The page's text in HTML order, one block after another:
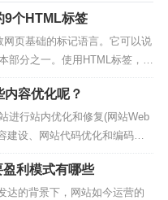
9个HTML标签
网页基础的标记语言。它可以说
部分之一。使用HTML标签，S
关页面的信息传达给用户和搜
助阐明页面上内容的重要性，
其他网页的关系。我们这里会
的关键HTML标签和属性进行解
...
容优化呢？
进行站内优化和修复(网站Web
建设、网站代码优化和编码等)
高网站的网站关键词排名以及
通过搜索引擎查找信息是当今
和资源的主要手段。那么SEO
盈利模式有哪些
达的背景下，网站如今运营的